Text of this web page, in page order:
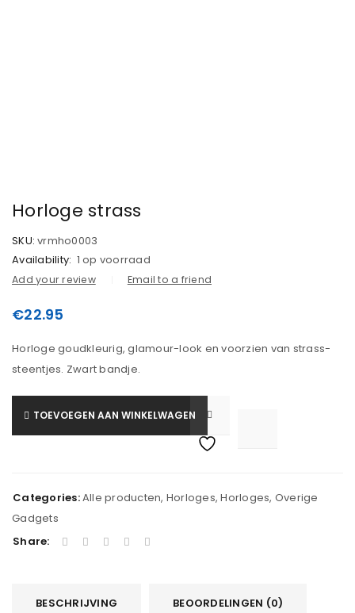
Horloge strass
SKU: vrmho0003
Availability: 1 op voorraad
Add your review Email to a friend
€22.95
Horloge goudkleurig, glamour-look en voorzien van strass-
steentjes. Zwart bandje.
TOEVOEGEN AAN WINKELWAGEN
Categories:Alle producten, Horloges,Horloges, Overige
Gadgets
Share:
BESCHRIJVING BEOORDELINGEN (0)